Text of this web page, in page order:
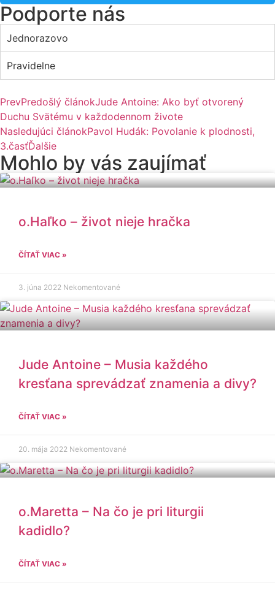
Podporte nás
Jednorazovo
Pravidelne
PrevPredošlý článokJude Antoine: Ako byť otvorený
Duchu Svätému v každodennom živote
Nasledujúci článokPavol Hudák: Povolanie k plodnosti,
3.časťĎalšie
Mohlo by vás zaujímať
o.Haľko – život nieje hračka
ČÍTAŤ VIAC »
3. júna 2022 Nekomentované
Jude Antoine – Musia každého
kresťana sprevádzať znamenia a divy?
ČÍTAŤ VIAC »
20. mája 2022 Nekomentované
o.Maretta – Na čo je pri liturgii
kadidlo?
ČÍTAŤ VIAC »